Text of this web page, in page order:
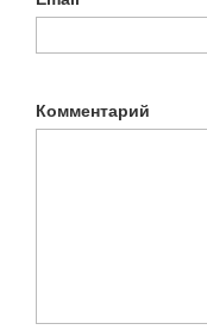
Комментарий